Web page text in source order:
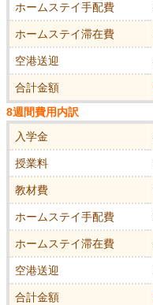
ホームステイ手配費
ホームステイ滞在費
空港送迎
合計金額
8週間費用内訳
入学金
授業料
教材費
ホームステイ手配費
ホームステイ滞在費
空港送迎
合計金額